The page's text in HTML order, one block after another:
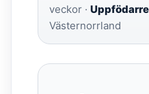
veckor ·
Västernorrland